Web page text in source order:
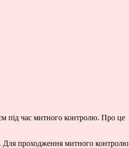
під час митного контролю. Про це
Для проходження митного контролю